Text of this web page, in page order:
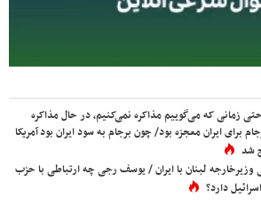
زمانی که می‌گوییم مذاکره نمی‌کنیم، در حال مذاکره
برای ایران معجزه بود/ چون برجام به سود ایران بود آمریکا
شد
وزیرخارجه لبنان با ایران / یوسف رجی چه ارتباطی با حزب
دارد؟